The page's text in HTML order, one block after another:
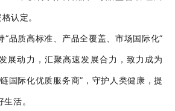
认定。
“品质高标准、产品全覆盖、市场国际化”
展动力，汇聚高速发展合力，致力成为
国际化优质服务商”，守护人类健康，提
活。